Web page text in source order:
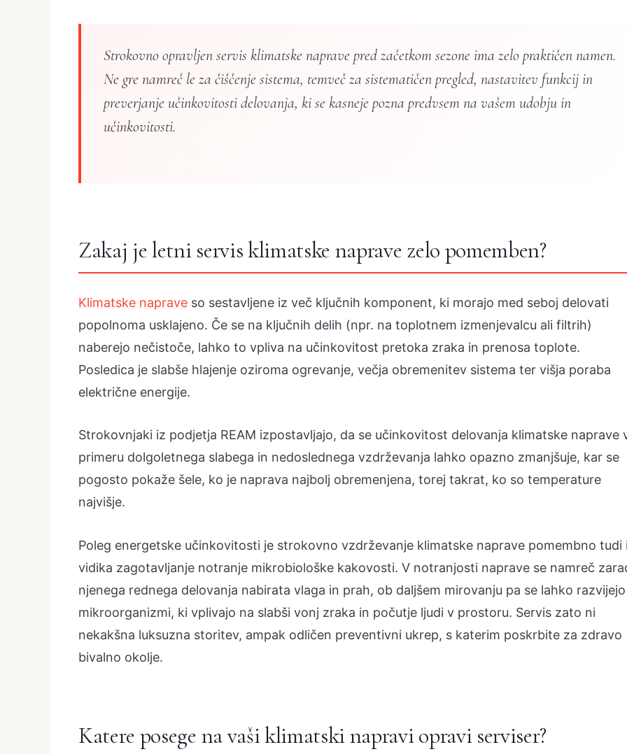
Strokovno opravljen servis klimatske naprave pred začetkom sezone ima zelo praktičen namen.
Ne gre namreč le za čiščenje sistema, temveč za sistematičen pregled, nastavitev funkcij in
preverjanje učinkovitosti delovanja, ki se kasneje pozna predvsem na vašem udobju in
učinkovitosti.
Zakaj je letni servis klimatske naprave zelo pomemben?
Klimatske naprave so sestavljene iz več ključnih komponent, ki morajo med seboj delovati
popolnoma usklajeno. Če se na ključnih delih (npr. na toplotnem izmenjevalcu ali filtrih)
naberejo nečistoče, lahko to vpliva na učinkovitost pretoka zraka in prenosa toplote.
Posledica je slabše hlajenje oziroma ogrevanje, večja obremenitev sistema ter višja poraba
električne energije.
Strokovnjaki iz podjetja REAM izpostavljajo, da se učinkovitost delovanja klimatske naprave
primeru dolgoletnega slabega in nedoslednega vzdrževanja lahko opazno zmanjšuje, kar se
pogosto pokaže šele, ko je naprava najbolj obremenjena, torej takrat, ko so temperature
najvišje.
Poleg energetske učinkovitosti je strokovno vzdrževanje klimatske naprave pomembno tudi
vidika zagotavljanje notranje mikrobiološke kakovosti. V notranjosti naprave se namreč
njenega rednega delovanja nabirata vlaga in prah, ob daljšem mirovanju pa se lahko razvijejo
mikroorganizmi, ki vplivajo na slabši vonj zraka in počutje ljudi v prostoru. Servis zato ni
nekakšna luksuzna storitev, ampak odličen preventivni ukrep, s katerim poskrbite za zdravo
bivalno okolje.
Katere posege na vaši klimatski napravi opravi serviser?